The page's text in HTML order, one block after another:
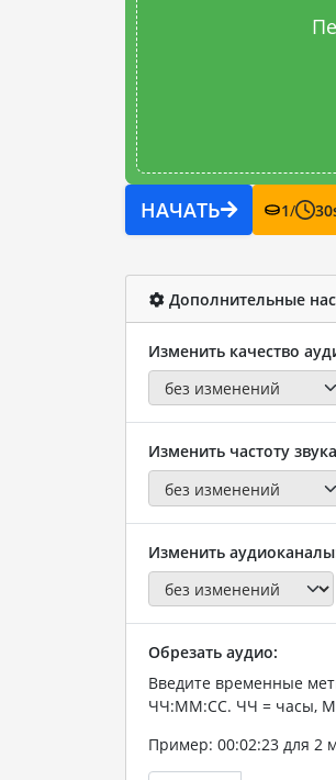
НАЧАТЬ 1/ 30
Дополнительные
Изменить качество
Изменить частоту
Изменить
Обрезать аудио:
Введите временные
ЧЧ:ММ:СС. ЧЧ = часы,
Пример: 00:02:23 для 2